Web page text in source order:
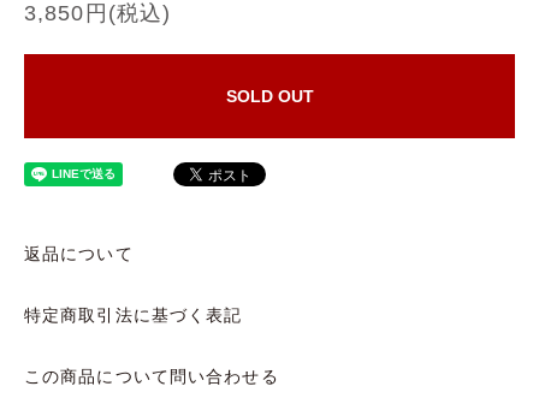
3,850円(税込)
SOLD OUT
返品について
特定商取引法に基づく表記
この商品について問い合わせる